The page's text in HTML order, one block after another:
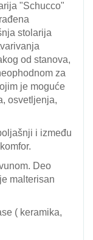
"Schucco"
stolarija
od stanova,
za
je moguće
osvetljenja,
i između
Deo
malterisan
( keramika,